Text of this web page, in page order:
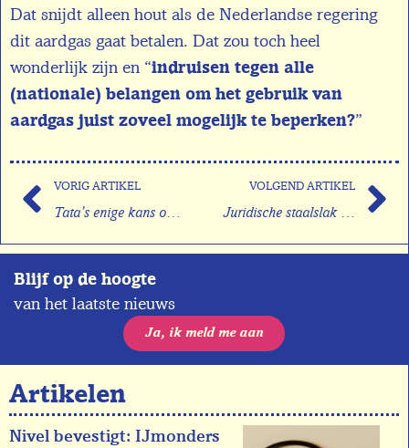
Dat snijdt alleen hout als de Nederlandse regering
dit aardgas gaat betalen. Dat zou toch heel
wonderlijk zijn en “indruisen tegen alle
(nationale) belangen om het gebruik van
aardgas juist zoveel mogelijk te beperken?”
VORIG ARTIKEL VOLGEND ARTIKEL
Blijf op de hoogte
van het laatste nieuws
Ja, ik meld me aan
Artikelen
Nivel bevestigt: IJmonders